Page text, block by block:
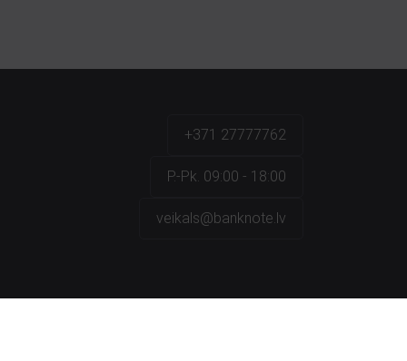
+371 27777762
P.-Pk. 09:00 - 18:00
veikals@banknote.lv